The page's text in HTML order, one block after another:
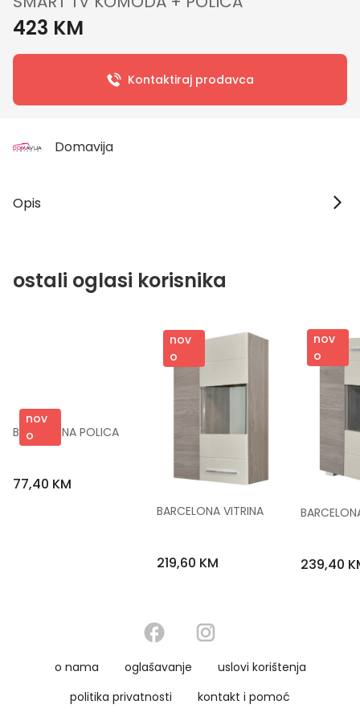
423 KM
Kontaktiraj prodavca
Domavija
Opis
ostali oglasi korisnika
nov
o
BARCELONA POLICA
77,40 KM
nov
o
BARCELONA VITRINA
219,60 KM
nov
o
239,40
o nama oglašavanje
uslovi korištenja
politika privatnosti
kontakt i pomoć